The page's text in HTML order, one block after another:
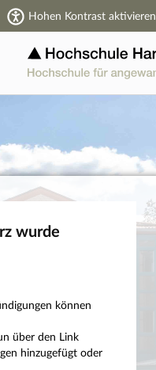
Hohen Kontrast aktivieren
wurde
können
über den Link
hinzugefügt oder